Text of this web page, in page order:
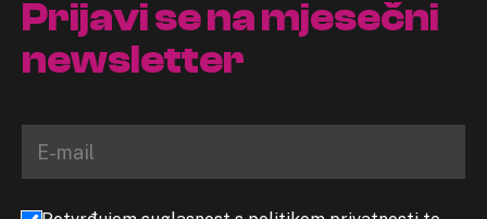
Prijavi se na mjesečni
newsletter